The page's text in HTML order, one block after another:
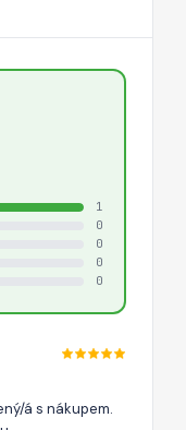
1
0
0
0
0
á s nákupem.